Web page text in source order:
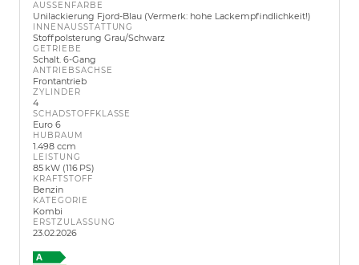
AUSSENFARBE
Unilackierung Fjord-Blau (Vermerk: hohe Lackempfindlichkeit!)
INNENAUSSTATTUNG
Stoffpolsterung Grau/Schwarz
GETRIEBE
Schalt. 6-Gang
ANTRIEBSACHSE
Frontantrieb
ZYLINDER
4
SCHADSTOFFKLASSE
Euro 6
HUBRAUM
1.498 ccm
LEISTUNG
85 kW (116 PS)
KRAFTSTOFF
Benzin
KATEGORIE
Kombi
ERSTZULASSUNG
23.02.2026